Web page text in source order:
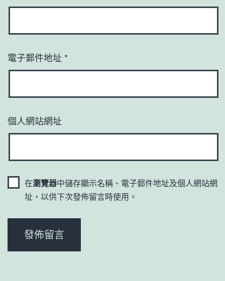
電子郵件地址 *
個人網站網址
在瀏覽器中儲存顯示名稱、電子郵件地址及個人網站網
址，以供下次發佈留言時使用。